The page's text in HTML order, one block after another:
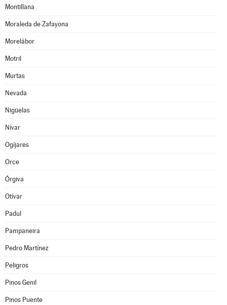
Montillana
Moraleda de Zafayona
Morelábor
Motril
Murtas
Nevada
Nigüelas
Nívar
Ogíjares
Orce
Órgiva
Otívar
Padul
Pampaneira
Pedro Martínez
Peligros
Pinos Genil
Pinos Puente